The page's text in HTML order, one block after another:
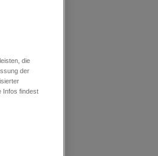
die
der
Infos findest